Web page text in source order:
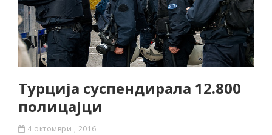
Турција суспендирала 12.800
полицајци
4 октомври , 2016